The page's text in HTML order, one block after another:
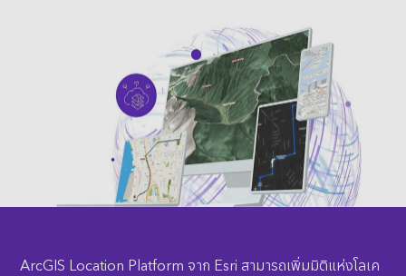
ArcGIS Location Platform จาก Esri สามารถเพิ่มมิติแห่งโลเค